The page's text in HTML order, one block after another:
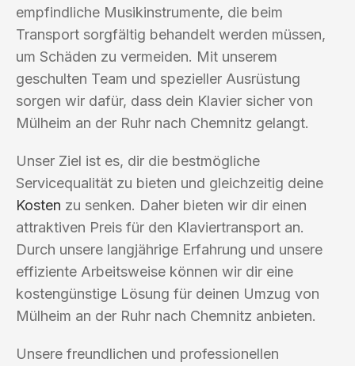
empfindliche Musikinstrumente, die beim
Transport sorgfältig behandelt werden müssen,
um Schäden zu vermeiden. Mit unserem
geschulten Team und spezieller Ausrüstung
sorgen wir dafür, dass dein Klavier sicher von
Mülheim an der Ruhr nach Chemnitz gelangt.
Unser Ziel ist es, dir die bestmögliche
Servicequalität zu bieten und gleichzeitig deine
Kosten zu senken. Daher bieten wir dir einen
attraktiven Preis für den Klaviertransport an.
Durch unsere langjährige Erfahrung und unsere
effiziente Arbeitsweise können wir dir eine
kostengünstige Lösung für deinen Umzug von
Mülheim an der Ruhr nach Chemnitz anbieten.
Unsere freundlichen und professionellen